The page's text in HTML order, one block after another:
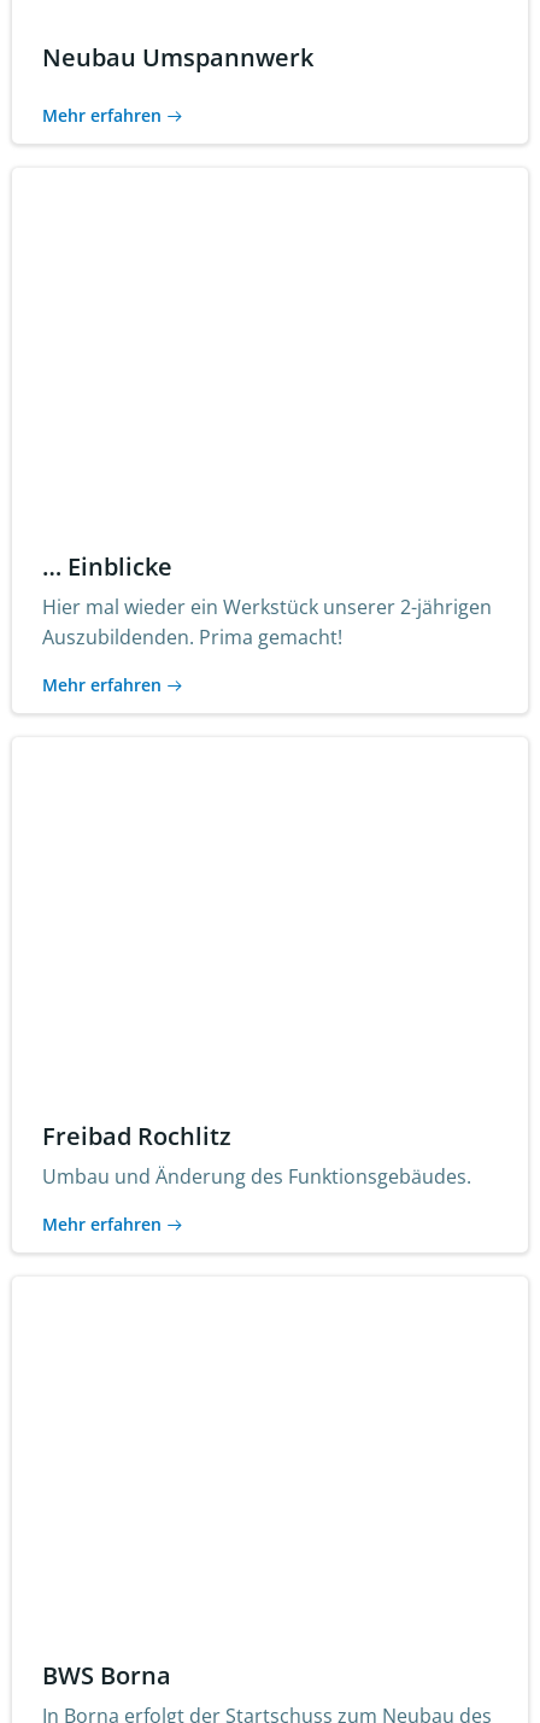
Neubau Umspannwerk
Mehr erfahren
… Einblicke
Hier mal wieder ein Werkstück unserer 2-jährigen
Auszubildenden. Prima gemacht!
Mehr erfahren
Freibad Rochlitz
Umbau und Änderung des Funktionsgebäudes.
Mehr erfahren
BWS Borna
In Borna erfolgt der Startschuss zum Neubau des